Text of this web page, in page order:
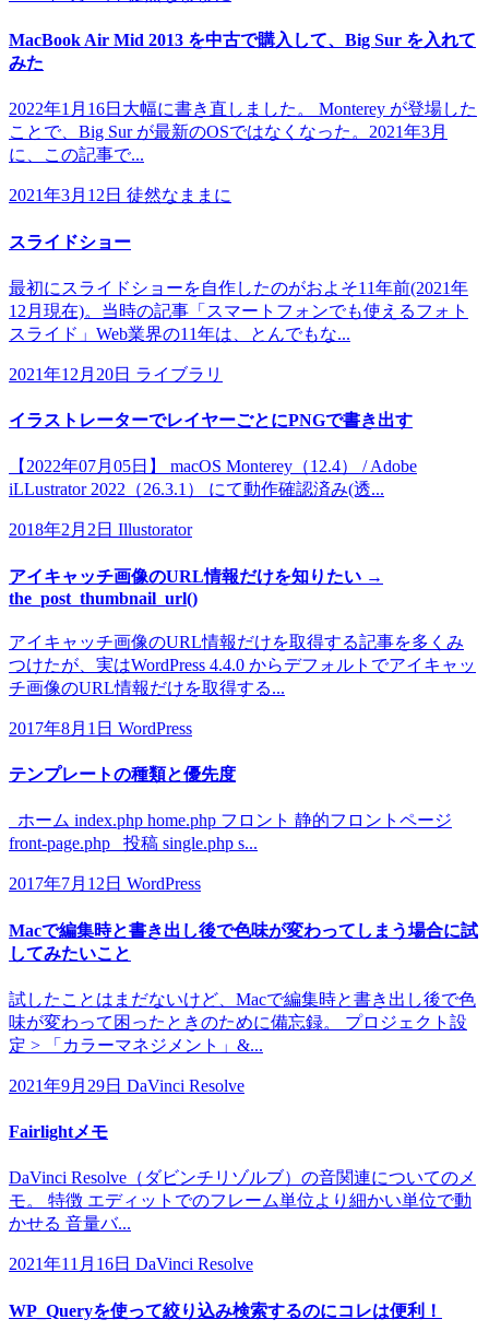
MacBook Air Mid 2013 を中古で購入して、Big Sur を入れて
みた
2022年1月16日大幅に書き直しました。 Monterey が登場した
ことで、Big Sur が最新のOSではなくなった。2021年3月
に、この記事で...
2021年3月12日 徒然なままに
スライドショー
最初にスライドショーを自作したのがおよそ11年前(2021年
12月現在)。当時の記事「スマートフォンでも使えるフォト
スライド」Web業界の11年は、とんでもな...
2021年12月20日 ライブラリ
イラストレーターでレイヤーごとにPNGで書き出す
【2022年07月05日】 macOS Monterey（12.4） / Adobe
iLLustrator 2022（26.3.1） にて動作確認済み(透...
2018年2月2日 Illustorator
アイキャッチ画像のURL情報だけを知りたい →
the_post_thumbnail_url()
アイキャッチ画像のURL情報だけを取得する記事を多くみ
つけたが、実はWordPress 4.4.0 からデフォルトでアイキャッ
チ画像のURL情報だけを取得する...
2017年8月1日 WordPress
テンプレートの種類と優先度
ホーム index.php home.php フロント 静的フロントページ
front-page.php 投稿 single.php s...
2017年7月12日 WordPress
Macで編集時と書き出し後で色味が変わってしまう場合に試
してみたいこと
試したことはまだないけど、Macで編集時と書き出し後で色
味が変わって困ったときのために備忘録。 プロジェクト設
定 > 「カラーマネジメント」&...
2021年9月29日 DaVinci Resolve
Fairlightメモ
DaVinci Resolve（ダビンチリゾルブ）の音関連についてのメ
モ。 特徴 エディットでのフレーム単位より細かい単位で動
かせる 音量バ...
2021年11月16日 DaVinci Resolve
WP_Queryを使って絞り込み検索するのにコレは便利！